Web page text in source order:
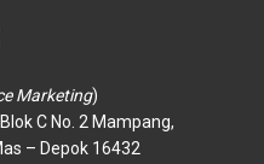
Marketing)
C No. 2 Mampang,
– Depok 16432